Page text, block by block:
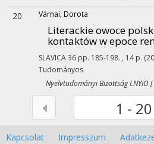
20 Várnai, Dorota
Literackie owoce
kontaktów w epoce
SLAVICA36 pp. 185-198. , 14 p.
Tudományos
Nyelvtudományi Bizottság I.NYIO
1 - 20
Kapcsolat Impresszum